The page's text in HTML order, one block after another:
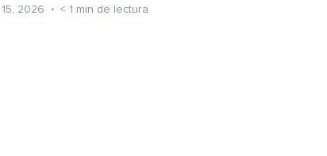
2026 < 1 min de lectura